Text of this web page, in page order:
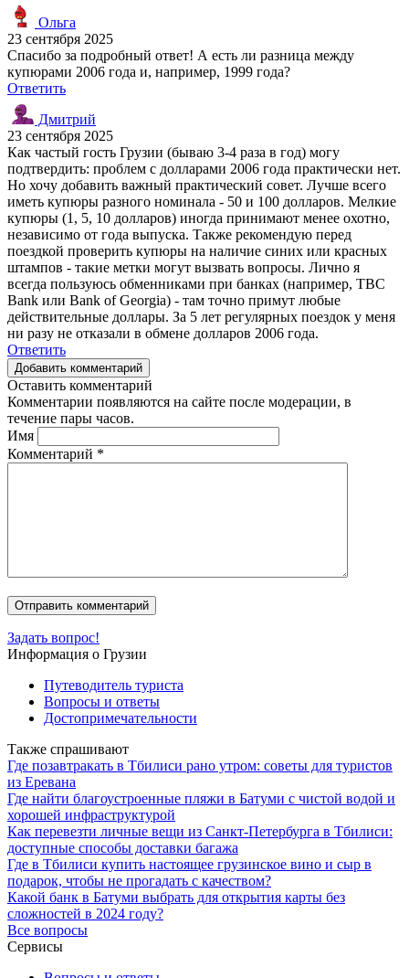
Ольга
23 сентября 2025
Спасибо за подробный ответ! А есть ли разница между
купюрами 2006 года и, например, 1999 года?
Ответить
Дмитрий
23 сентября 2025
Как частый гость Грузии (бываю 3-4 раза в год) могу
подтвердить: проблем с долларами 2006 года практически нет.
Но хочу добавить важный практический совет. Лучше всего
иметь купюры разного номинала - 50 и 100 долларов. Мелкие
купюры (1, 5, 10 долларов) иногда принимают менее охотно,
независимо от года выпуска. Также рекомендую перед
поездкой проверить купюры на наличие синих или красных
штампов - такие метки могут вызвать вопросы. Лично я
всегда пользуюсь обменниками при банках (например, TBC
Bank или Bank of Georgia) - там точно примут любые
действительные доллары. За 5 лет регулярных поездок у меня
ни разу не отказали в обмене долларов 2006 года.
Ответить
Добавить комментарий
Оставить комментарий
Комментарии появляются на сайте после модерации, в
течение пары часов.
Имя
Комментарий *
Задать вопрос!
Информация о Грузии
Путеводитель туриста
Вопросы и ответы
Достопримечательности
Также спрашивают
Где позавтракать в Тбилиси рано утром: советы для туристов
из Еревана
Где найти благоустроенные пляжи в Батуми с чистой водой и
хорошей инфраструктурой
Как перевезти личные вещи из Санкт-Петербурга в Тбилиси:
доступные способы доставки багажа
Где в Тбилиси купить настоящее грузинское вино и сыр в
подарок, чтобы не прогадать с качеством?
Какой банк в Батуми выбрать для открытия карты без
сложностей в 2024 году?
Все вопросы
Сервисы